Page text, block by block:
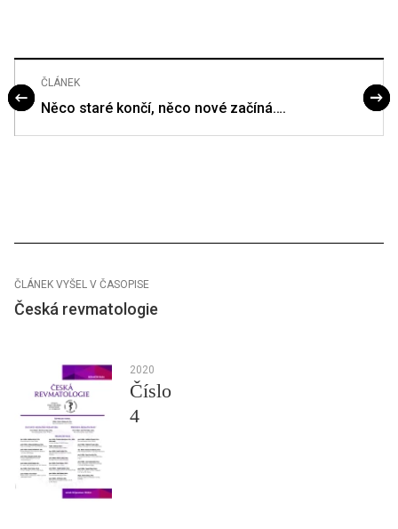
ČLÁNEK
Něco staré končí, něco nové začíná….
ČLÁNEK VYŠEL V ČASOPISE
Česká revmatologie
2020
Číslo
4